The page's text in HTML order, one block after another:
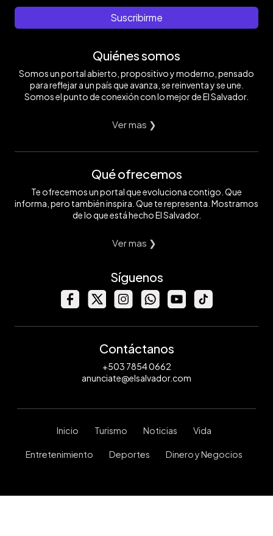
Suscribirme
Quiénes somos
Somos un portal abierto, propositivo y moderno, pensado
para reflejar a un país que avanza, se reinventa y se une.
Somos el punto de conexión con lo mejor de El Salvador.
Ver mas ❯
Qué ofrecemos
Te ofrecemos un portal que evoluciona contigo. Que
informa, pero también inspira. Que te representa. Mostramos
de lo que está hecho El Salvador.
Ver mas ❯
Síguenos
Contáctanos
+503 7854 0662
anunciate@elsalvador.com
Inicio Turismo Noticias Vida
Entretenimiento Deportes Dinero y Negocios